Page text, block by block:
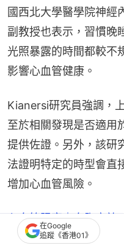
國西北大學醫學院神
副教授也表示，習慣晚
光照暴露的時間都較不
影響心血管健康。
Kianersi研究員強調，
至於相關發現是否適用
提供佐證。另外，該研
法證明特定的時型會直
增加心血管風險。
心血管阻塞｜血脂高
中風心梗皆致命
在Google
追蹤《香港01》